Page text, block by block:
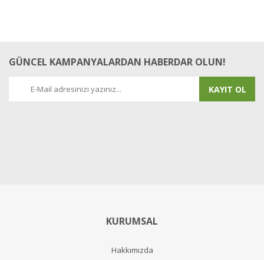
GÜNCEL KAMPANYALARDAN HABERDAR OLUN!
KAYIT OL
KURUMSAL
Hakkımızda